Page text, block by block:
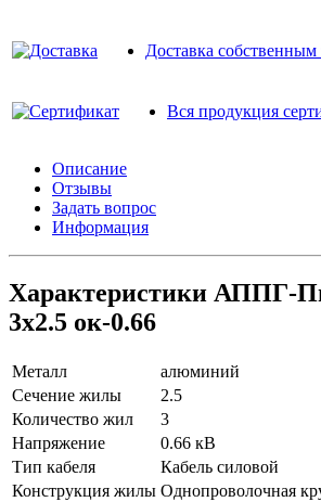
Доставка
Вся продукция
Описание
Отзывы
Задать вопрос
Информация
Характеристики АППГ-
3х2.5 ок-0.66
Металл
алюминий
Сечение жилы
2.5
Количество жил
3
Напряжение
0.66 кВ
Тип кабеля
Кабель силовой
Конструкция жилы Однопроволочная